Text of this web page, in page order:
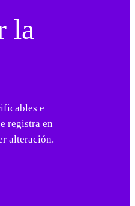
la
e
registra en
alteración.